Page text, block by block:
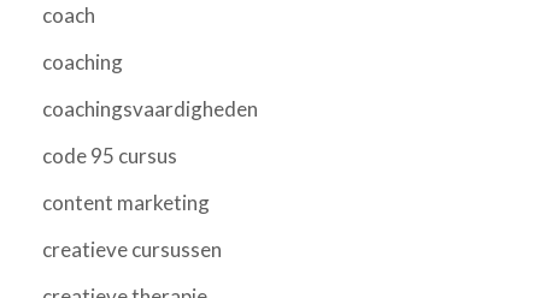
coach
coaching
coachingsvaardigheden
code 95 cursus
content marketing
creatieve cursussen